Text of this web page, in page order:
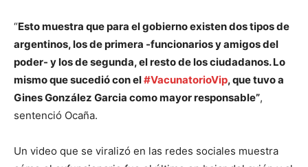
“Esto muestra que para el gobierno existen dos tipos de
argentinos, los de primera -funcionarios y amigos del
poder- y los de segunda, el resto de los ciudadanos. Lo
mismo que sucedió con el#VacunatorioVip, que tuvo a
Gines González Garcia como mayor responsable”,
sentenció Ocaña.
Un video que se viralizó en las redes sociales muestra